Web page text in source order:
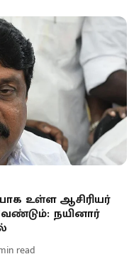
உள்ள ஆசிரியர்
நயினார்
read